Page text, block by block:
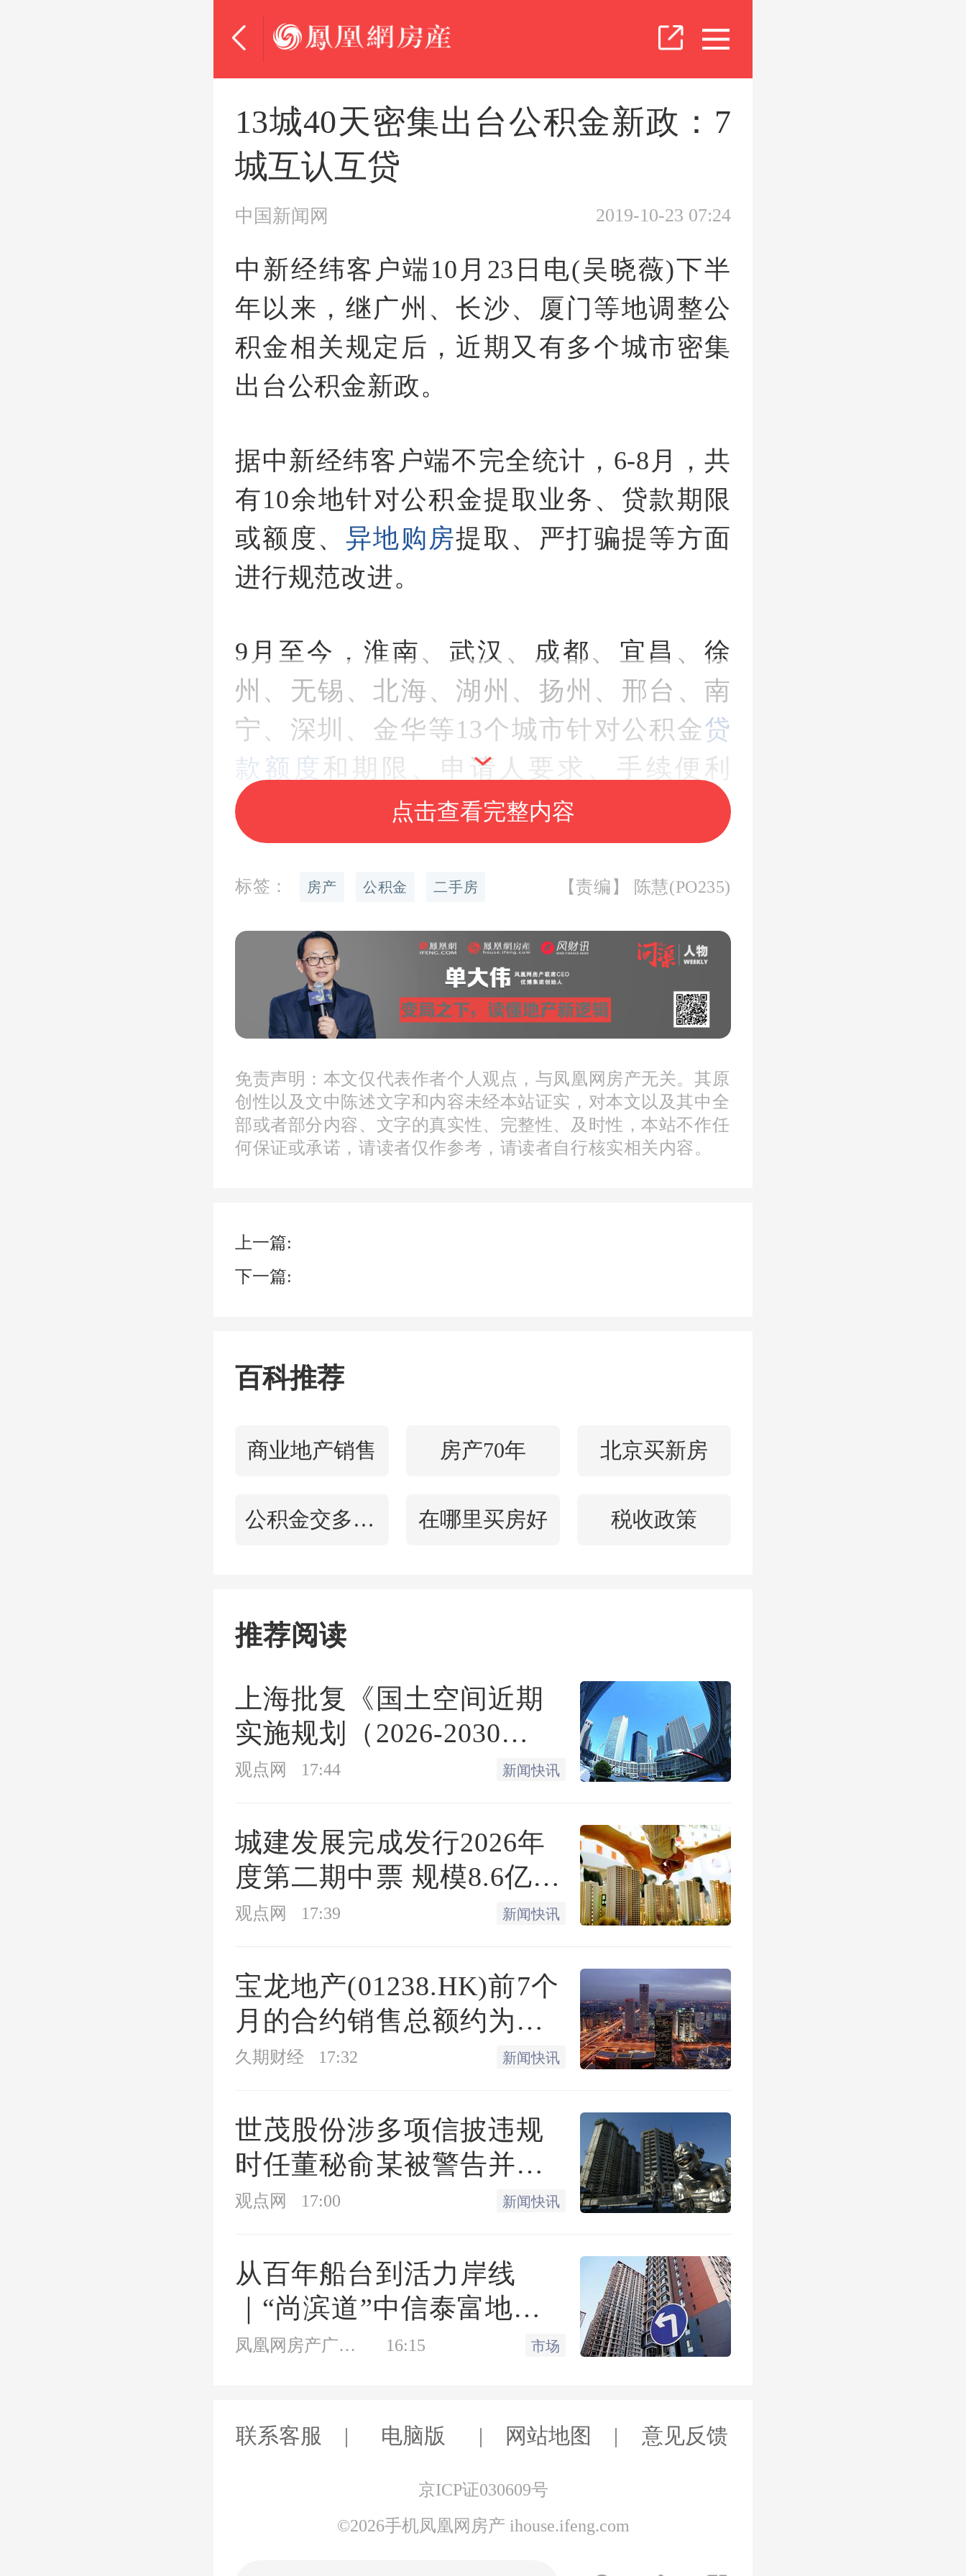
13城40天密集出台公积金新政：7
城互认互贷
中国新闻网 2019-10-23 07:24
中新经纬客户端10月23日电(吴晓薇)下半
年以来，继广州、长沙、厦门等地调整公
积金相关规定后，近期又有多个城市密集
出台公积金新政。
据中新经纬客户端不完全统计，6-8月，共
有10余地针对公积金提取业务、贷款期限
或额度、 异地购房提取、严打骗提等方面
进行规范改进。
9月至今，淮南、武汉、成都、宜昌、徐
州、无锡、北海、湖州、扬州、邢台、南
宁、深圳、金华等13个城市针对公积金贷
款额度 和期限、申请人要求、手续便利
性、提取业务等做出新规定。
资料图：中央国家机关住房资金管理中心
3城下调公积金贷款额度
在上述13个城市中，3城下调、1城上调了
公积金贷款额度。
买房的需求旺盛，造成住房公积金资金形
个贷运用率已连续几个月高位运行达87%
8.43%。
的职工必须连续正常缴存住房公积金12个
月以上，个人住房公积金贷款最高额度调
整为：适当调低单身职工贷款最高额度至4
0万元、已婚职工50万元。缴存职工家庭购
款的，最低首付款比例为60%。
淮南规定，夫妻双方正常缴存住房公积金
元；单职工缴存的，最高贷款额度由40万
元调整到35万元。实行贷款额与住房公积
金缴存余额挂钩，购房资金不足部分采取
组合贷款。租住商品住房的，由原先的每
月1000元调整为：未婚(单身)职工每月500
元，已婚职工家庭每月800元；暂停“住房
商业贷款转公积金贷款”业务及市中心“异
地贷款”业务。
无锡也明确，将公积金贷款最高贷款额度
住房和第二套改善型住房，规范住房公积
金提取行为，抑制投资投机性购房，防范
住房公积金资金风险，保证住房公积金制
点击查看完整内容
标签： 房产 公积金 二手房 【责编】 陈慧(PO235)
免责声明：本文仅代表作者个人观点，与凤凰网房产无关。其原
创性以及文中陈述文字和内容未经本站证实，对本文以及其中全
部或者部分内容、文字的真实性、完整性、及时性，本站不作任
何保证或承诺，请读者仅作参考，请读者自行核实相关内容。
上一篇:
下一篇:
百科推荐
商业地产销售 房产70年 北京买新房
公积金交多久可以贷款 在哪里买房好 税收政策
推荐阅读
上海批复《国土空间近期
实施规划（2026-2030
年）》
观点网 17:44 新闻快讯
城建发展完成发行2026年
度第二期中票 规模8.6亿元
利率2.14%
观点网 17:39 新闻快讯
宝龙地产(01238.HK)前7个
月的合约销售总额约为
39.7亿元 同比减少7.78%
久期财经 17:32 新闻快讯
世茂股份涉多项信披违规
时任董秘俞某被警告并罚
款280万元
观点网 17:00 新闻快讯
从百年船台到活力岸线
｜“尚滨道”中信泰富地产
致臻系首秀广州&广州滨
凤凰网房产广州站 16:15 市场
联系客服 电脑版 网站地图 意见反馈
京ICP证030609号
©2026手机凤凰网房产 ihouse.ifeng.com